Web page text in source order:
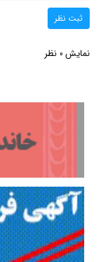
ثبت نظر
نمایش 0 نظر